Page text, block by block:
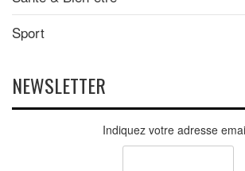
Sport
NEWSLETTER
Indiquez votre adresse